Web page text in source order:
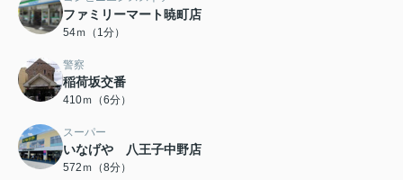
ファミリーマート暁町店
54ｍ（1分）
警察
稲荷坂交番
410ｍ（6分）
スーパー
いなげや 八王子中野店
572ｍ（8分）